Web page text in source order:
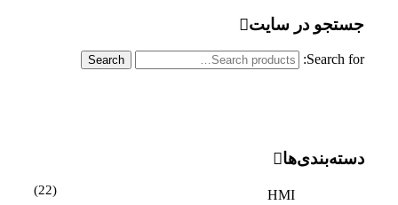
جستجو در سایت
Search for:
Search
دسته‌بندی‌ها
HMI
(22)